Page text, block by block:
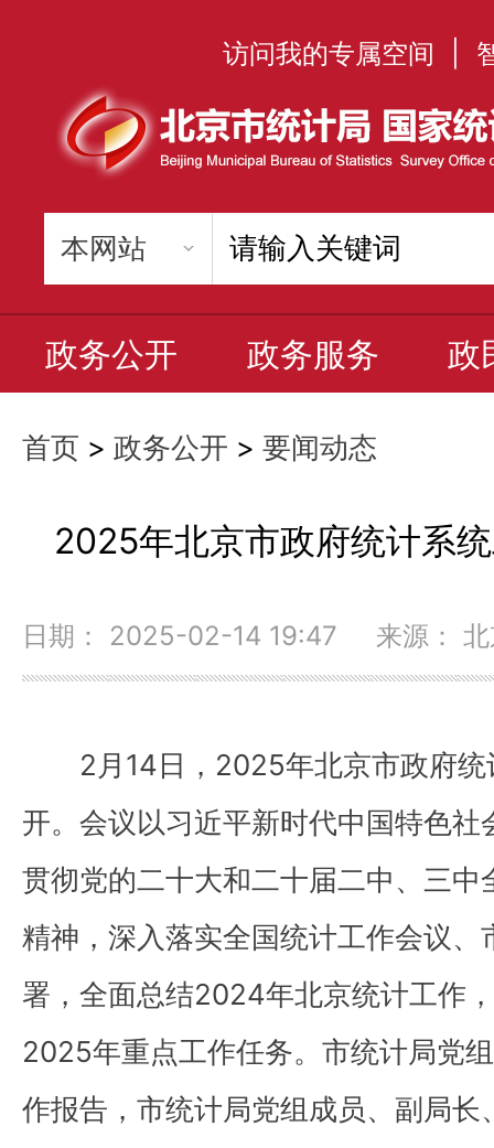
访问我的专属空间
政务公开 政务服务 政
首页 > 政务公开 > 要闻动态
2025年北京市政府统计系
日期： 2025-02-14 19:47 来源： 北
2月14日，2025年北京市政府
开。会议以习近平新时代中国特色
贯彻党的二十大和二十届二中、三
精神，深入落实全国统计工作会议
署，全面总结2024年北京统计工作
2025年重点工作任务。市统计局党
作报告，市统计局党组成员、副局